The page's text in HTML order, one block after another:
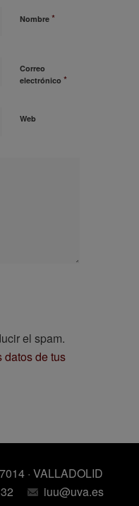
Nombre *
Correo
electrónico *
Web
el spam.
datos de tus
· VALLADOLID
iuu@uva.es